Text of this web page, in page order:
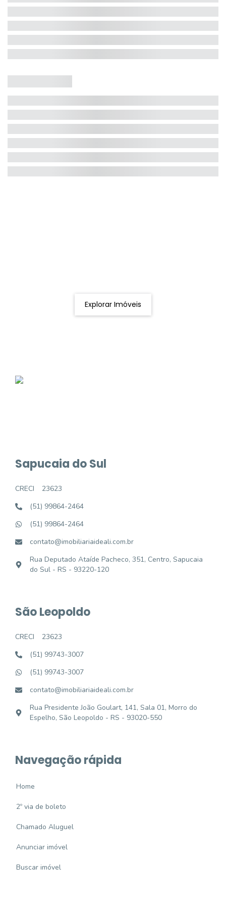
Explorar Imóveis
Sapucaia do Sul
CRECI
23623
(51) 99864-2464
(51) 99864-2464
contato@imobiliariaideali.com.br
Rua Deputado Ataíde Pacheco, 351, Centro, Sapucaia
do Sul - RS - 93220-120
São Leopoldo
CRECI
23623
(51) 99743-3007
(51) 99743-3007
contato@imobiliariaideali.com.br
Rua Presidente João Goulart, 141, Sala 01, Morro do
Espelho, São Leopoldo - RS - 93020-550
Navegação rápida
Home
2º via de boleto
Chamado Aluguel
Anunciar imóvel
Buscar imóvel